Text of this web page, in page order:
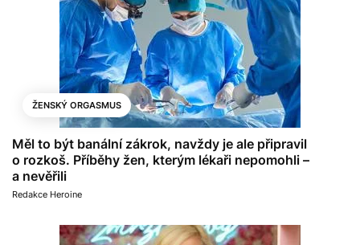
ŽENSKÝ ORGASMUS
Měl to být banální zákrok, navždy je ale připravil
o rozkoš. Příběhy žen, kterým lékaři nepomohli –
a nevěřili
Redakce Heroine